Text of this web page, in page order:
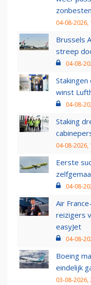
04-08-2026,
Brussels
streep
04-08-
winst
04-08-
Staking
04-08-2026,
Eerste
04-08-
Air
reizigers
easyJet
04-08-
Boeing
eindelijk
03-08-2026,